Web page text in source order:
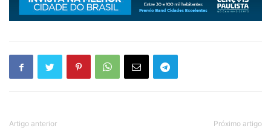
Artigo anterior Próximo artigo